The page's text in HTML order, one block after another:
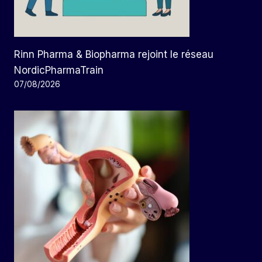
Rinn Pharma & Biopharma rejoint le réseau
NordicPharmaTrain
07/08/2026